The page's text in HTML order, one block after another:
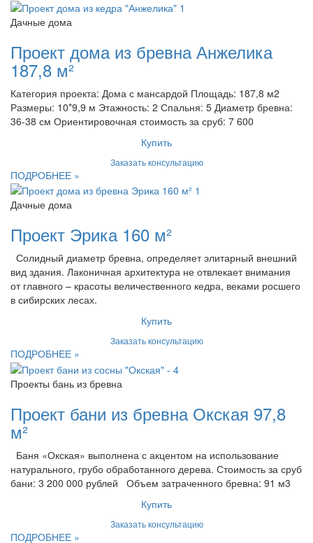
Дачные дома
Проект дома из бревна Анжелика
187,8 м²
Категория проекта: Дома с мансардой Площадь: 187,8 м2
Размеры: 10*9,9 м Этажность: 2 Спальня: 5 Диаметр бревна:
36-38 см Ориентировочная стоимость за сруб: 7 600
Купить
Заказать консультацию
ПОДРОБНЕЕ »
Дачные дома
Проект Эрика 160 м²
Солидный диаметр бревна, определяет элитарный внешний
вид здания. Лаконичная архитектура не отвлекает внимания
от главного – красоты величественного кедра, веками росшего
в сибирских лесах.
Купить
Заказать консультацию
ПОДРОБНЕЕ »
Проекты бань из бревна
Проект бани из бревна Окская 97,8
м²
Баня «Окская» выполнена с акцентом на использование
натурального, грубо обработанного дерева. Стоимость за сруб
бани: 3 200 000 рублей Объем затраченного бревна: 91 м3
Купить
Заказать консультацию
ПОДРОБНЕЕ »